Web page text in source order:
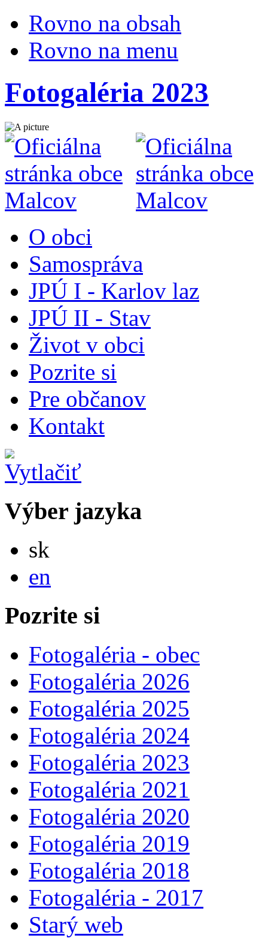
Rovno na obsah
Rovno na menu
Fotogaléria 2023
O obci
Samospráva
JPÚ I - Karlov laz
JPÚ II - Stav
Život v obci
Pozrite si
Pre občanov
Kontakt
Výber jazyka
sk
en
Pozrite si
Fotogaléria - obec
Fotogaléria 2026
Fotogaléria 2025
Fotogaléria 2024
Fotogaléria 2023
Fotogaléria 2021
Fotogaléria 2020
Fotogaléria 2019
Fotogaléria 2018
Fotogaléria - 2017
Starý web